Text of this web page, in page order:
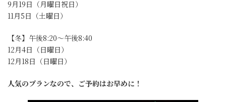
9月19日（月曜日祝日）
11月5日（土曜日）
【冬】午後8:20～午後8:40
12月4日（日曜日）
12月18日（日曜日）
人気のプランなので、ご予約はお早めに！